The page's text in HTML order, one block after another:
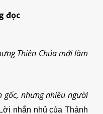
đọc
Thiên Chúa mới làm
gốc, nhưng nhiều người
nhắn nhủ của Thánh